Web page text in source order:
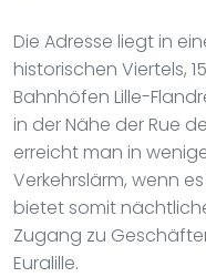
Die Adresse liegt in
historischen Viertels,
Bahnhöfen Lille-
in der Nähe der Rue
erreicht man in
Verkehrslärm, wenn
bietet somit
Zugang zu
Euralille.